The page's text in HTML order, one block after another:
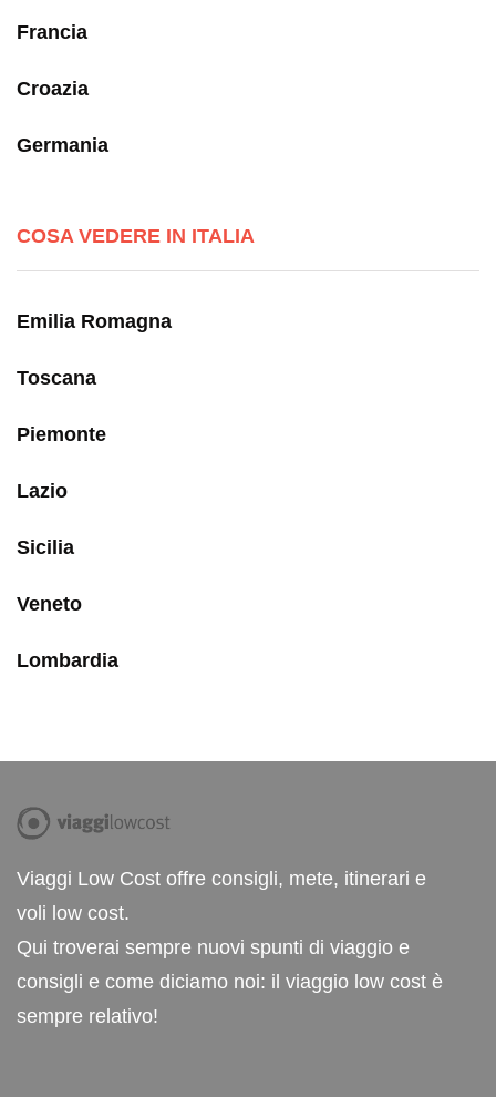
Francia
Croazia
Germania
COSA VEDERE IN ITALIA
Emilia Romagna
Toscana
Piemonte
Lazio
Sicilia
Veneto
Lombardia
Viaggi Low Cost offre consigli, mete, itinerari e
voli low cost.
Qui troverai sempre nuovi spunti di viaggio e
consigli e come diciamo noi: il viaggio low cost è
sempre relativo!